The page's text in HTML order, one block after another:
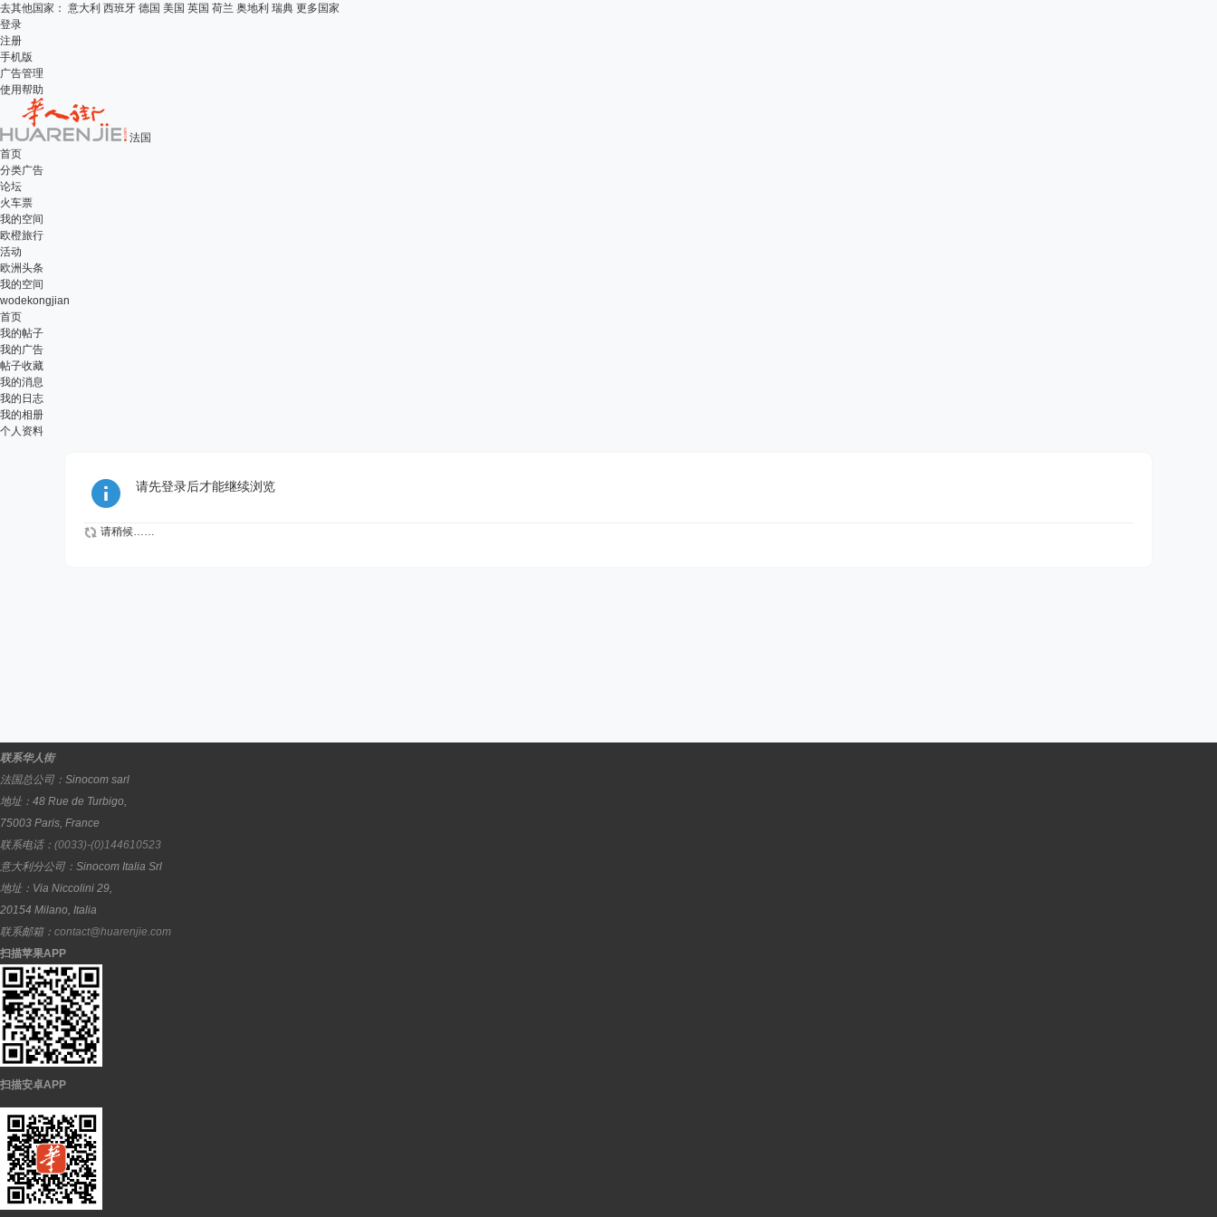
去其他国家： 意大利 西班牙 德国 美国 英国 荷兰 奥地利 瑞典 更多国家
登录
注册
手机版
广告管理
使用帮助
法国
首页
分类广告
论坛
火车票
我的空间
欧橙旅行
活动
欧洲头条
我的空间
wodekongjian
首页
我的帖子
我的广告
帖子收藏
我的消息
我的日志
我的相册
个人资料
请先登录后才能继续浏览
请稍候……
联系华人街
法国总公司： Sinocom sarl
地址： 48 Rue de Turbigo,
75003 Paris, France
联系电话： (0033)-(0)144610523
意大利分公司： Sinocom Italia Srl
地址： Via Niccolini 29,
20154 Milano, Italia
联系邮箱： contact@huarenjie.com
扫描苹果APP
扫描安卓APP